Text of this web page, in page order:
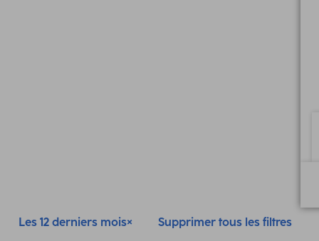
Les 12 derniers mois Supprimer tous les filtres